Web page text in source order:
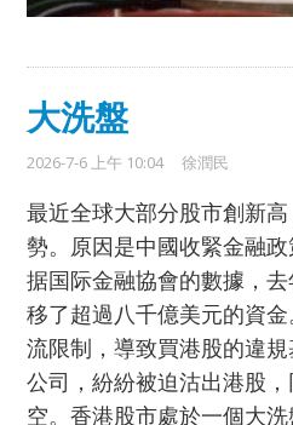
大洗盤
2026-7-6 上午 10:04 徐潤民
最近全球大部分股市創新
勢。原因是中國收緊金融
据国际金融協會的數據，
移了超過八千億美元的資
流限制，導致買港股的違
公司，紛紛被迫沽出港股
空。香港股市處於一個大洗